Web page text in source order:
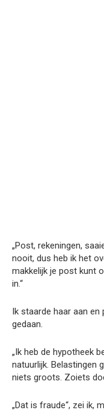
„Post, rekeningen,
nooit, dus heb ik het
makkelijk je post kunt
in.“
Ik staarde haar aan
gedaan.
„Ik heb de hypotheek
natuurlijk. Belastingen
niets groots. Zoiets
„Dat is fraude“, zei ik,